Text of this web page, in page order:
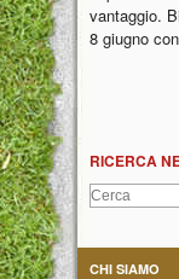
vantaggio.
8 giugno
RICERCA
CHI SIAMO